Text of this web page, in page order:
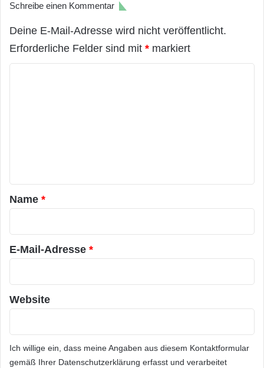
Schreibe einen Kommentar
Deine E-Mail-Adresse wird nicht veröffentlicht.
Erforderliche Felder sind mit * markiert
a
r
*
Name *
E-Mail-Adresse *
Website
Ich willige ein, dass meine Angaben aus diesem Kontaktformular
gemäß Ihrer Datenschutzerklärung erfasst und verarbeitet